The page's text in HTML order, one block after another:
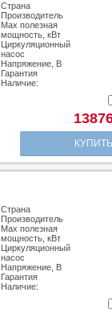
Страна
Производитель
Max полезная
мощность, кВт
Циркуляционный
насос
Напряжение, В
Гарантия
Наличие:
КУПИТЬ
Страна
Производитель
Max полезная
мощность, кВт
Циркуляционный
насос
Напряжение, В
Гарантия
Наличие: